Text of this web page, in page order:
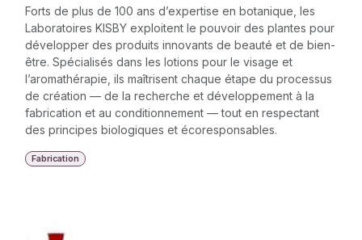
Forts de plus de 100 ans d’expertise en botanique, les
Laboratoires KISBY exploitent le pouvoir des plantes pour
développer des produits innovants de beauté et de bien-
être. Spécialisés dans les lotions pour le visage et
l’aromathérapie, ils maîtrisent chaque étape du processus
de création — de la recherche et développement à la
fabrication et au conditionnement — tout en respectant
des principes biologiques et écoresponsables.
Fabrication